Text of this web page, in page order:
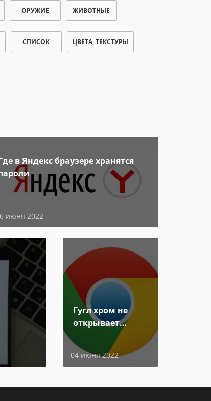
ОРУЖИЕ ЖИВОТНЫЕ
СПИСОК ЦВЕТА, ТЕКСТУРЫ
в Яндекс браузере хранятся
июня 2022
Гугл хром не
открывает
04 июня 2022